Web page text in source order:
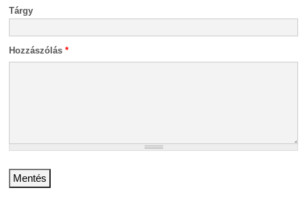
Tárgy
Hozzászólás*